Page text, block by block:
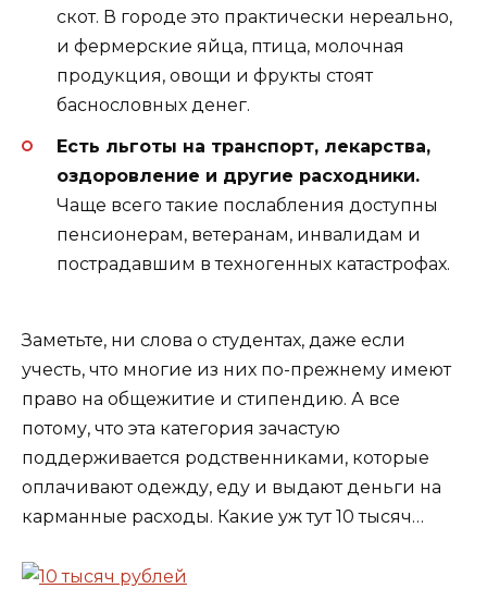
скот. В городе это практически нереально,
и фермерские яйца, птица, молочная
продукция, овощи и фрукты стоят
баснословных денег.
Есть льготы на транспорт, лекарства,
оздоровление и другие расходники.
Чаще всего такие послабления доступны
пенсионерам, ветеранам, инвалидам и
пострадавшим в техногенных катастрофах.
Заметьте, ни слова о студентах, даже если
учесть, что многие из них по-прежнему имеют
право на общежитие и стипендию. А все
потому, что эта категория зачастую
поддерживается родственниками, которые
оплачивают одежду, еду и выдают деньги на
карманные расходы. Какие уж тут 10 тысяч…